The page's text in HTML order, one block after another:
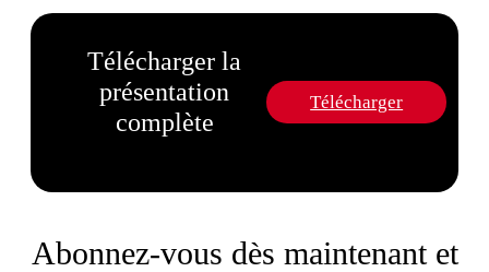
Télécharger la
présentation
complète
Télécharger
Abonnez-vous dès maintenant et